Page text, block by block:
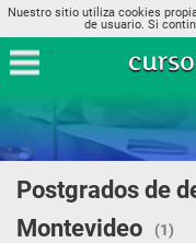
Nuestro sitio utiliza cookies
de usuario. Si
Postgrados de
Montevideo
(1)